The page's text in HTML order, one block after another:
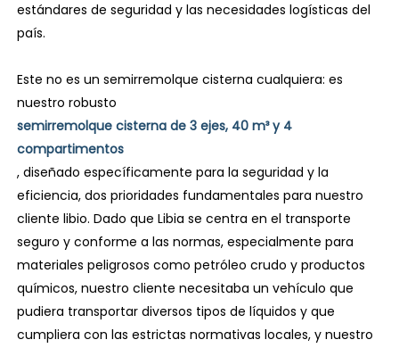
estándares de seguridad y las necesidades logísticas del
país.
Este no es un semirremolque cisterna cualquiera: es
nuestro robusto
semirremolque cisterna de 3 ejes, 40 m³ y 4
compartimentos
, diseñado específicamente para la seguridad y la
eficiencia, dos prioridades fundamentales para nuestro
cliente libio. Dado que Libia se centra en el transporte
seguro y conforme a las normas, especialmente para
materiales peligrosos como petróleo crudo y productos
químicos, nuestro cliente necesitaba un vehículo que
pudiera transportar diversos tipos de líquidos y que
cumpliera con las estrictas normativas locales, y nuestro